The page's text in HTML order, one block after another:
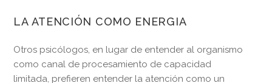
LA ATENCIÓN COMO ENERGIA
Otros psicólogos, en lugar de entender al organismo
como canal de procesamiento de capacidad
limitada, prefieren entender la atención como un